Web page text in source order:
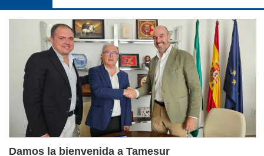
Damos la bienvenida a Tamesur